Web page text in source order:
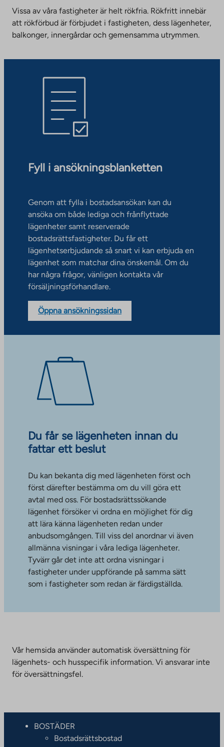
Vissa av våra fastigheter är helt rökfria. Rökfritt innebär
att rökförbud är förbjudet i fastigheten, dess lägenheter,
balkonger, innergårdar och gemensamma utrymmen.
Fyll i ansökningsblanketten
Genom att fylla i bostadsansökan kan du
ansöka om både lediga och frånflyttade
lägenheter samt reserverade
bostadsrättsfastigheter. Du får ett
lägenhetserbjudande så snart vi kan erbjuda en
lägenhet som matchar dina önskemål. Om du
har några frågor, vänligen kontakta vår
försäljningsförhandlare.
Öppna ansökningssidan
Du får se lägenheten innan du
fattar ett beslut
Du kan bekanta dig med lägenheten först och
först därefter bestämma om du vill göra ett
avtal med oss. För bostadsrättssökande
lägenhet försöker vi ordna en möjlighet för dig
att lära känna lägenheten redan under
anbudsomgången. Till viss del anordnar vi även
allmänna visningar i våra lediga lägenheter.
Tyvärr går det inte att ordna visningar i
fastigheter under uppförande på samma sätt
som i fastigheter som redan är färdigställda.
Vår hemsida använder automatisk översättning för
lägenhets- och husspecifik information. Vi ansvarar inte
för översättningsfel.
BOSTÄDER
Bostadsrättsbostad